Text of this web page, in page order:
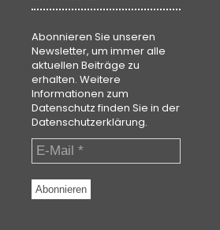
Abonnieren Sie unseren
Newsletter, um immer alle
aktuellen Beiträge zu
erhalten. Weitere
Informationen zum
Datenschutz finden Sie in der
Datenschutzerklärung.